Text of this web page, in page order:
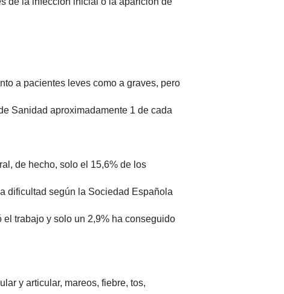
a pacientes leves como a graves, pero
Sanidad aproximadamente 1 de cada
de hecho, solo el 15,6% de los
dificultad según la Sociedad Española
trabajo y solo un 2,9% ha conseguido
y articular, mareos, fiebre, tos,